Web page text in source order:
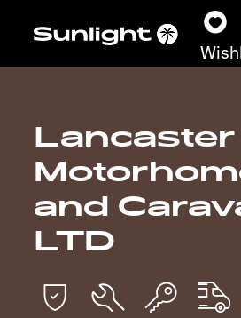
Modely
Vyhledávač
Vyhledávač
Prozkoumat
Lancaster
and
LTD